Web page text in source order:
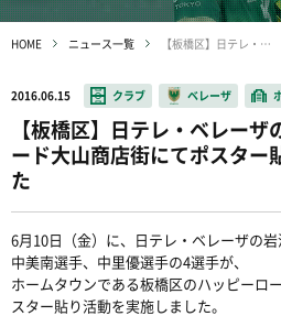
HOME ニュース一覧 【板橋区】日テレ・ベレーザの4選手が、ハッピーロード大山商店街にてポスター貼り活動を実施しました
2016.06.15 クラブ ベレーザ
【板橋区】日テレ・ベレー
ード大山商店街にてポスター
た
6月10日（金）に、日テレ・ベレーザの
中美南選手、中里優選手の4選手が、
ホームタウンである板橋区のハッピーロ
スター貼り活動を実施しました。